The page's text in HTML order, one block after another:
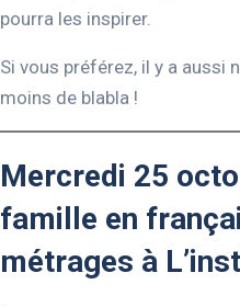
pourra les inspirer.
Si vous préférez, il y a aussi
moins de blabla !
Mercredi 25
famille en
métrages à